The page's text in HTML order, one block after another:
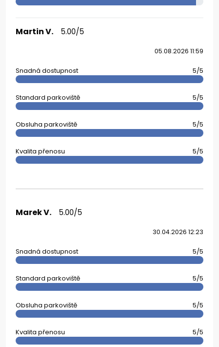
Martin V. 5.00/5
05.08.2026 11:59
Snadná dostupnost 5/5
Standard parkoviště 5/5
Obsluha parkoviště 5/5
Kvalita přenosu 5/5
Marek V. 5.00/5
30.04.2026 12:23
Snadná dostupnost 5/5
Standard parkoviště 5/5
Obsluha parkoviště 5/5
Kvalita přenosu 5/5